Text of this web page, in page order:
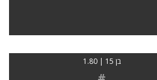
בן 15 | 1.80